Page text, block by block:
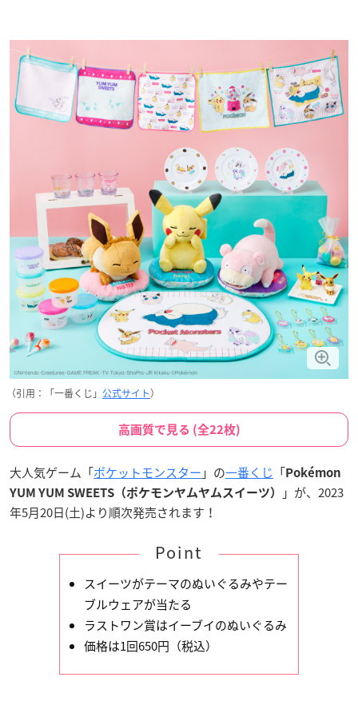
（引用：「一番くじ」 公式サイト）
高画質で見る (全22枚)
大人気ゲーム「ポケットモンスター 」の一番くじ 「 Pokémon
YUM YUM SWEETS（ポケモンヤムヤムスイーツ）
」が、2023
年5月20日(土)より順次発売されます！
Point
スイーツがテーマのぬいぐるみやテー
ブルウェアが当たる
ラストワン賞はイーブイのぬいぐるみ
価格は1回650円（税込）